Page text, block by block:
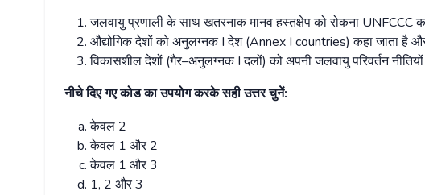
जलवायुप्रणालीकेसाथखतरनाकमानवहस्तक्षेपकोरोकना UNFCCC
औद्योगिकदेशोंकोअनुलग्नकIदेश(Annex I countries)कहाजाताहै
विकासशीलदेशों (गैर–अनुलग्नकIदलों)कोअपनीजलवायुपरिवर्तननीतियों
नीचेदिएगएकोडकाउपयोगकरकेसहीउत्तरचुनें:
केवल 2
केवल 1 और2
केवल 1 और3
1, 2 और3